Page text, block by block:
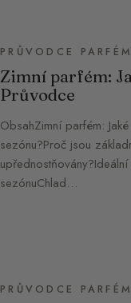
PRŮVODCE
Zimní parfém:
Průvodce
ObsahZimní parfém:
sezónu?Proč jsou
sezónuChlad…
PRŮVODCE